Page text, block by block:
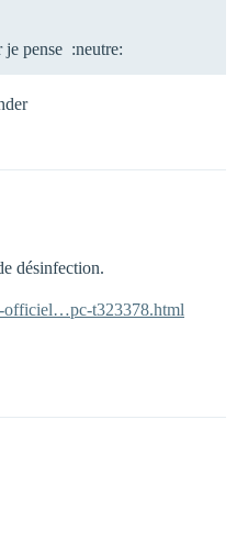
pense :neutre:
désinfection.
officiel…pc-t323378.html